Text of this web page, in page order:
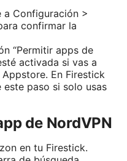
a Configuración >
confirmar la
“Permitir apps de
activada si vas a
En Firestick
paso si solo usas
de NordVPN
en tu Firestick.